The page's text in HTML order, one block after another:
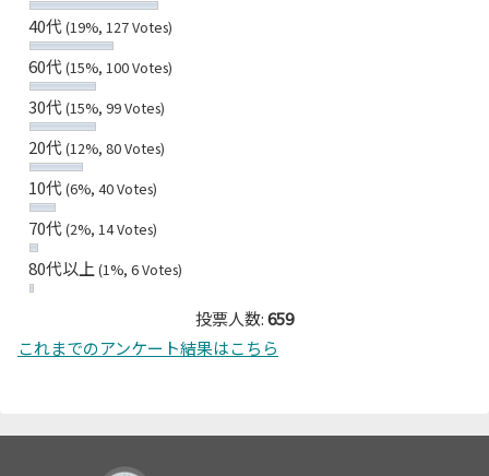
40代(19%, 127 Votes)
60代(15%, 100 Votes)
30代(15%, 99 Votes)
20代(12%, 80 Votes)
10代(6%, 40 Votes)
70代(2%, 14 Votes)
80代以上 (1%, 6 Votes)
投票人数:659
これまでのアンケート結果はこちら